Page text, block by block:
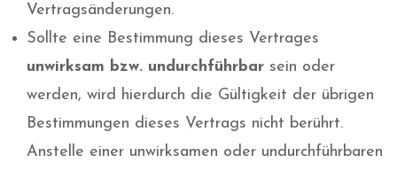
Vertragsänderungen.
Sollte eine Bestimmung dieses Vertrages
unwirksam bzw. undurchführbar sein oder
werden, wird hierdurch die Gültigkeit der übrigen
Bestimmungen dieses Vertrags nicht berührt.
Anstelle einer unwirksamen oder undurchführbaren